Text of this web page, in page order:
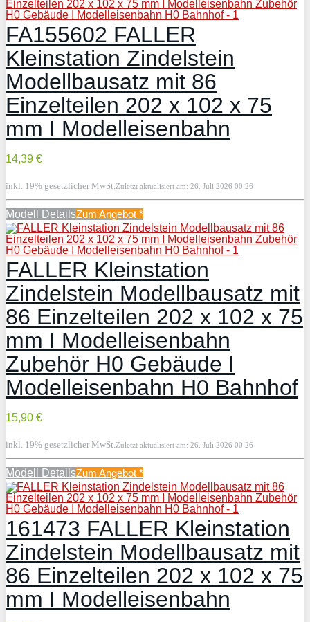
FA155602 FALLER
Kleinstation Zindelstein
Modellbausatz mit 86
Einzelteilen 202 x 102 x 75
mm I Modelleisenbahn
14,39 €
inkl. 19% gesetzlicher MwSt. Zuletzt aktualisiert am: 26. Juli 2026 00:26
Modell DetailsZum Angebot *
FALLER Kleinstation
Zindelstein Modellbausatz mit
86 Einzelteilen 202 x 102 x 75
mm I Modelleisenbahn
Zubehör H0 Gebäude I
Modelleisenbahn H0 Bahnhof
15,90 €
inkl. 19% gesetzlicher MwSt. Zuletzt aktualisiert am: 26. Juli 2026 00:26
Modell DetailsZum Angebot *
161473 FALLER Kleinstation
Zindelstein Modellbausatz mit
86 Einzelteilen 202 x 102 x 75
mm I Modelleisenbahn